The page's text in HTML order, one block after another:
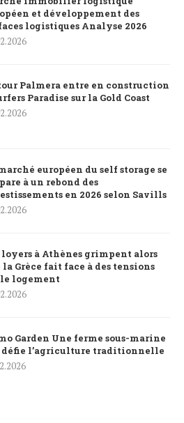
et développement des
logistiques Analyse 2026
Palmera entre en construction
Paradise sur la Gold Coast
européen du self storage se
à un rebond des
en 2026 selon Savills
loyers à Athènes grimpent alors
la Grèce fait face à des tensions
logement
Garden Une ferme sous-marine
défie l’agriculture traditionnelle